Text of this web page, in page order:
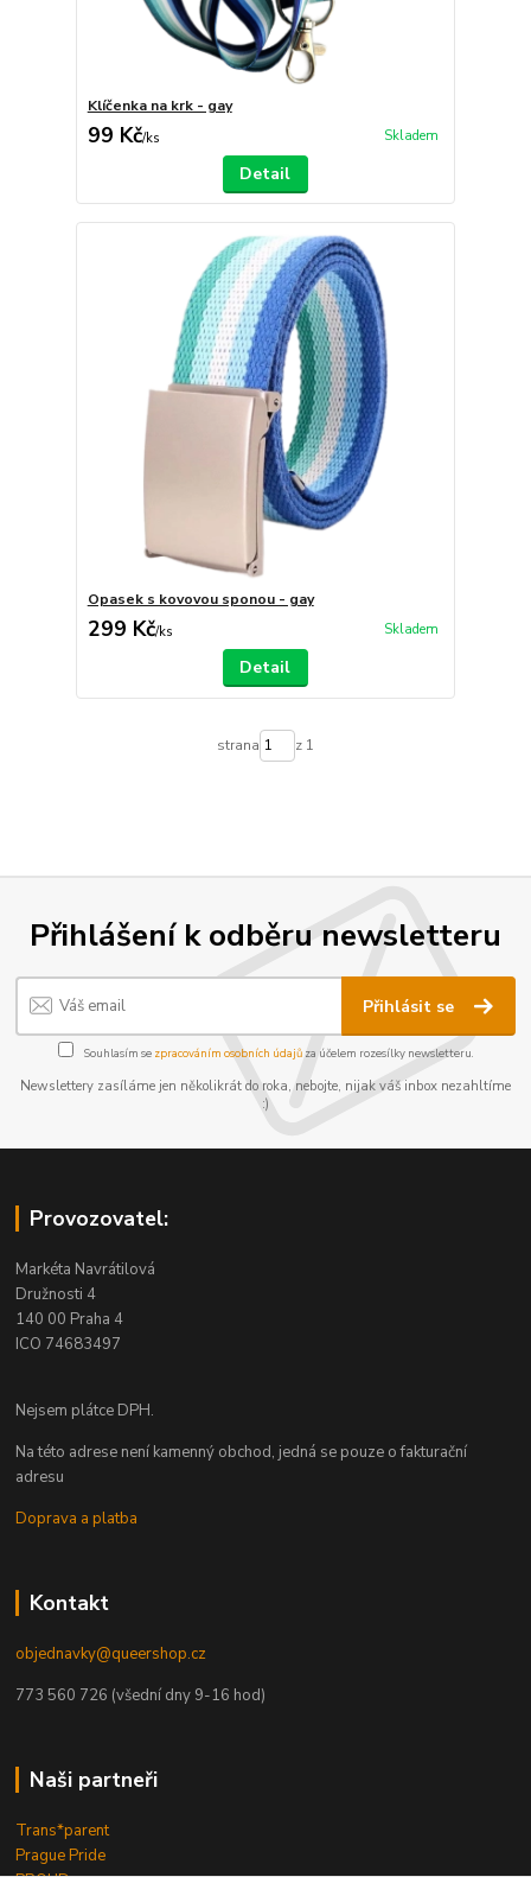
Klíčenka na krk - gay
99 Kč/ks Skladem
Detail
Opasek s kovovou sponou - gay
299 Kč/ks Skladem
Detail
strana z 1
Přihlášení k odběru newsletteru
Přihlásit se
Souhlasím se zpracováním osobních údajůza účelem rozesílky newsletteru.
Newslettery zasíláme jen několikrát do roka, nebojte, nijak váš inbox nezahltíme
:)
Provozovatel:
Markéta Navrátilová
Družnosti 4
140 00 Praha 4
ICO 74683497
Nejsem plátce DPH.
Na této adrese není kamenný obchod, jedná se pouze o fakturační
adresu
Doprava a platba
Kontakt
objednavky@queershop.cz
773 560 726 (všední dny 9-16 hod)
Naši partneři
Trans*parent
Prague Pride
PROUD